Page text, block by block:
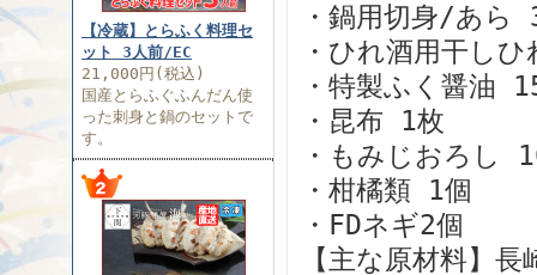
【冷蔵】とらふく料理セ
ット 3人前/EC
21,000円(税込)
国産とらふぐふんだん使
った刺身と鍋のセットで
す。
・鍋用切身/あら
・ひれ酒用干し
・特製ふく醤油
・昆布 1枚
・もみじおろし
・柑橘類 1個
・FDネギ2個
【主な原材料】